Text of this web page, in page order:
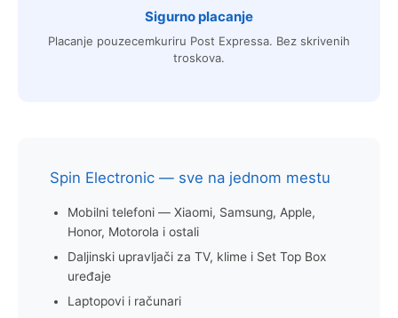
Sigurno placanje
Placanje pouzecemkuriru Post Expressa. Bez skrivenih
troskova.
Spin Electronic — sve na jednom mestu
Mobilni telefoni — Xiaomi, Samsung, Apple,
Honor, Motorola i ostali
Daljinski upravljači za TV, klime i Set Top Box
uređaje
Laptopovi i računari